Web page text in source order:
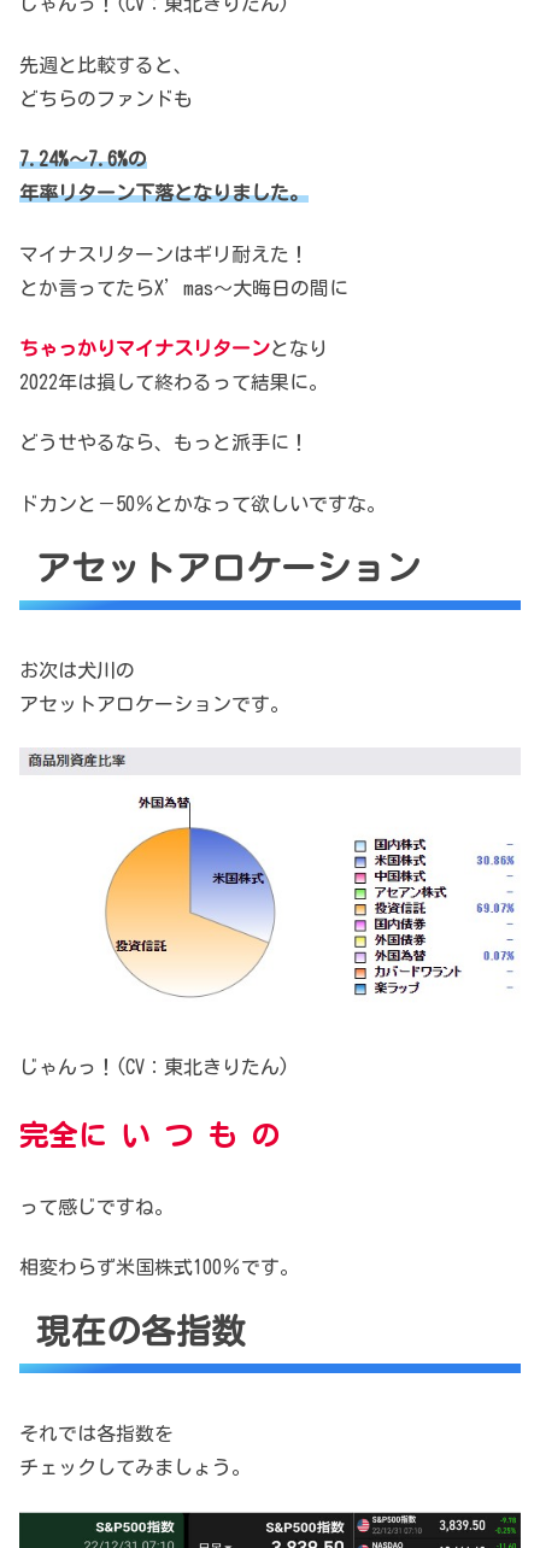
じゃんっ！(CV：東北きりたん)
先週と比較すると、
どちらのファンドも
7.24%～7.6%の
年率リターン下落となりました。
マイナスリターンはギリ耐えた！
とか言ってたらX’mas～大晦日の間に
ちゃっかりマイナスリターンとなり
2022年は損して終わるって結果に。
どうせやるなら、もっと派手に！
ドカンと－50％とかなって欲しいですな。
アセットアロケーション
お次は犬川の
アセットアロケーションです。
じゃんっ！(CV：東北きりたん)
完全に い つ も の
って感じですね。
相変わらず米国株式100％です。
現在の各指数
それでは各指数を
チェックしてみましょう。